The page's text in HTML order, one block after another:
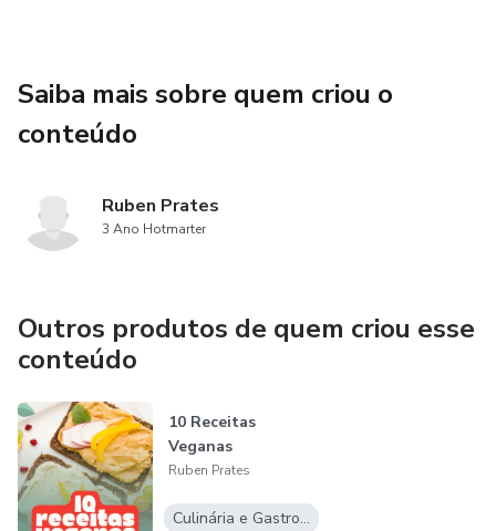
Saiba mais sobre quem criou o
conteúdo
Ruben Prates
3 Ano Hotmarter
Outros produtos de quem criou esse
conteúdo
10 Receitas
Veganas
Ruben Prates
Culinária e Gastronomia